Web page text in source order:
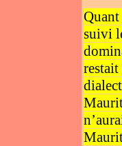
suivi
restait